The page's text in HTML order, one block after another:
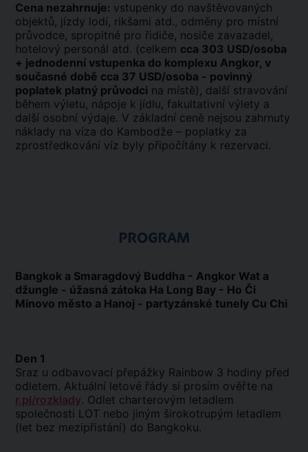
Cena nezahrnuje: vstupenky do navštěvovaných
objektů, jízdy lodí, rikšami atd., odměny pro místní
průvodce, spropitné pro řidiče, nosiče zavazadel,
hotelový personál atd. (celkem cca 303 USD/osoba
+ jednodenní vstupenka do komplexu Angkor, v
současné době cca 37 USD/osoba - povinný
poplatek platný průvodci na místě), další stravování
během výletu, nápoje k jídlu, fakultativní výlety a
další osobní výdaje. V základní ceně nejsou zahrnuty
náklady na víza do Kambodže – poplatky za
zprostředkování víz byly připočítány k rezervaci.
PROGRAM
Bangkok a Smaragdový Buddha - Angkor Wat a
džungle - úžasná zátoka Ha Long Bay - Ho Či
Minovo město a Hanoj - partyzánské tunely Cu Chi
Den 1
Sraz u odbavovací přepážky Rainbow 3 hodiny před
odletem. Aktuální letové řády si prosím ověřte na
r.pl/rozklady. Odlet charterovým letadlem
společnosti LOT nebo jiným širokotrupým letadlem
(let bez mezipřistání) do Bangkoku.